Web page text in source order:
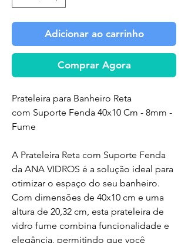
Adicionar ao carrinho
Comprar Agora
Prateleira para Banheiro Reta
com Suporte Fenda 40x10 Cm - 8mm -
Fume
A Prateleira Reta com Suporte Fenda
da ANA VIDROS é a solução ideal para
otimizar o espaço do seu banheiro.
Com dimensões de 40x10 cm e uma
altura de 20,32 cm, esta prateleira de
vidro fume combina funcionalidade e
elegância, permitindo que você